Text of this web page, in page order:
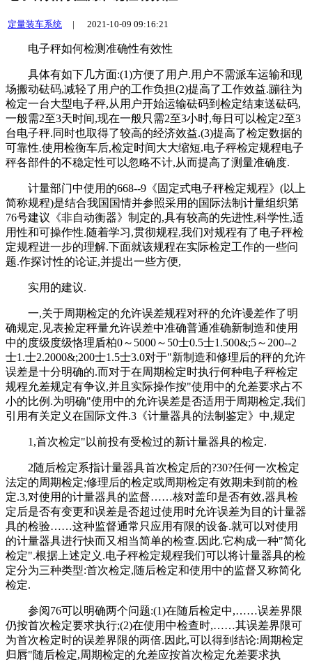
定量装车系统 | 2021-10-09 09:16:21
电子秤如何检测准确性有效性
具体有如下几方面:(1)方便了用户.用户不需派车运输和现
场搬动砝码,减轻了用户的工作负担(2)提高了工作效益.蹦往为
检定一台大型电子秤,从用户开始运输砝码到检定结束送砝码,
一般需2至3天时间,现在一般只需2至3小时,每日可以检定2至3
台电子秤.同时也取得了较高的经济效益.(3)提高了检定数据的
可靠性.使用检衡车后,检定时间大大缩短.电子秤检定规程电子
秤各部件的不稳定性可以忽略不计,从而提高了测量准确度.
计量部门中使用的668--9《固定式电子秤检定规程》(以上
简称规程)是结合我国国情并参照采用的国际法制计量组织第
76号建议《非自动衡器》制定的,具有较高的先进性,科学性,适
用性和可操作性.随着学习,贯彻规程,我们对规程有了电子秤检
定规程进一步的理解.下面就该规程在实际检定工作的一些问
题.作探讨性的论证,并提出一些方便,
实用的建议.
一,关于周期检定的允许误差规程对秤的允许谩差作了明
确规定,见表捡定秤量允许误差中准确普通准确新制造和使用
中的度级度级恪理盾柏0～5000～50士0.5士1.500&;5～200--2
士1.士2.2000&;200士1.5士3.0对于"新制造和修理后的秤的允许
误差是十分明确的.而对于在周期检定时执行何种电子秤检定
规程允差规定有争议,并且实际操作按"使用中的允差要求占不
小的比例.为明确"使用中的允许误差是否适用于周期检定,我们
引用有关定义在国际文件.3《计量器具的法制鉴定》中,规定
1,首次检定"以前投有受检过的新计量器具的检定.
2随后检定系指计量器具首次检定后的?30?任何一次检定
法定的周期检定;修理后的检定或周期检定有效期未到前的检
定.3,对使用的计量器具的监督……核对盖印是否有效,器具检
定后是否有变更和误差是否超过使用时允许误差为目的计量器
具的检验……这种监督通常只应用有限的设备.就可以对使用
的计量器具进行快而又相当简单的检查.因此.它构成一种"简化
检定".根据上述定义.电子秤检定规程我们可以将计量器具的检
定分为三种类型:首次检定,随后检定和使用中的监督又称简化
检定.
参阅76可以明确两个问题:(1)在随后检定中,……误差界限
仍按首次检定要求执行;(2)在使用中检查时,……其误差界限可
为首次检定时的误差界限的两倍.因此,可以得到结论:周期检定
归唇"随后检定,周期检定的允差应按首次检定允差要求执